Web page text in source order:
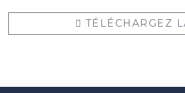
TÉLÉCHARGEZ